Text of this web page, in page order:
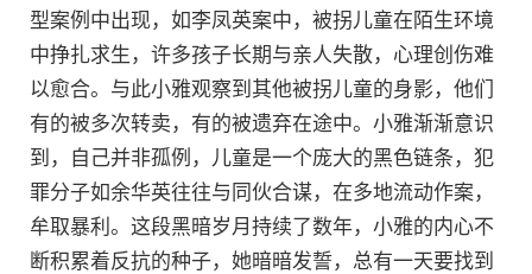
型案例中出现，如李凤英案中，被拐儿童在陌生环境
中挣扎求生，许多孩子长期与亲人失散，心理创伤难
以愈合。与此小雅观察到其他被拐儿童的身影，他们
有的被多次转卖，有的被遗弃在途中。小雅渐渐意识
到，自己并非孤例，儿童是一个庞大的黑色链条，犯
罪分子如余华英往往与同伙合谋，在多地流动作案，
牟取暴利。这段黑暗岁月持续了数年，小雅的内心不
断积累着反抗的种子，她暗暗发誓，总有一天要找到